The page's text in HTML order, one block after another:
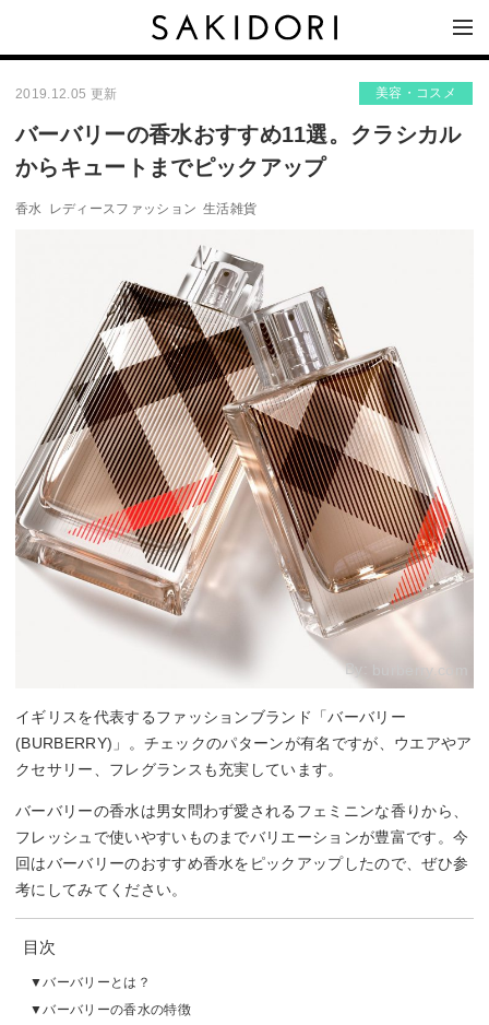
2019.12.05 更新 美容・コスメ
バーバリーの香水おすすめ11選。クラシカル
からキュートまでピックアップ
香水 レディースファッション 生活雑貨
By: burberry.com
イギリスを代表するファッションブランド「バーバリー
(BURBERRY)」。チェックのパターンが有名ですが、ウエアやア
クセサリー、フレグランスも充実しています。
バーバリーの香水は男女問わず愛されるフェミニンな香りから、
フレッシュで使いやすいものまでバリエーションが豊富です。今
回はバーバリーのおすすめ香水をピックアップしたので、ぜひ参
考にしてみてください。
目次
バーバリーとは？
バーバリーの香水の特徴